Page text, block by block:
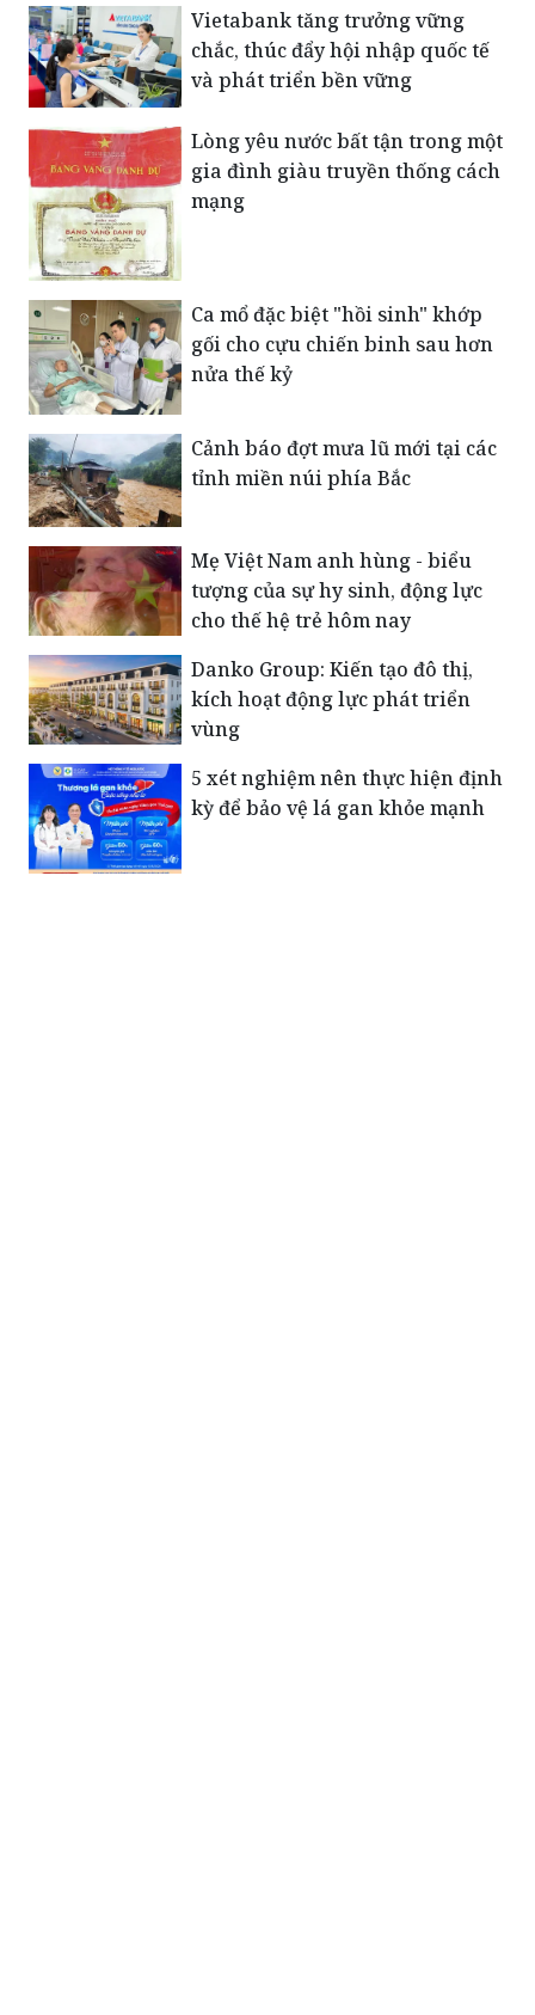
Vietabank tăng trưởng vững
chắc, thúc đẩy hội nhập quốc tế
và phát triển bền vững
Lòng yêu nước bất tận trong một
gia đình giàu truyền thống cách
mạng
Ca mổ đặc biệt "hồi sinh" khớp
gối cho cựu chiến binh sau hơn
nửa thế kỷ
Cảnh báo đợt mưa lũ mới tại các
tỉnh miền núi phía Bắc
Mẹ Việt Nam anh hùng - biểu
tượng của sự hy sinh, động lực
cho thế hệ trẻ hôm nay
Danko Group: Kiến tạo đô thị,
kích hoạt động lực phát triển
vùng
5 xét nghiệm nên thực hiện định
kỳ để bảo vệ lá gan khỏe mạnh